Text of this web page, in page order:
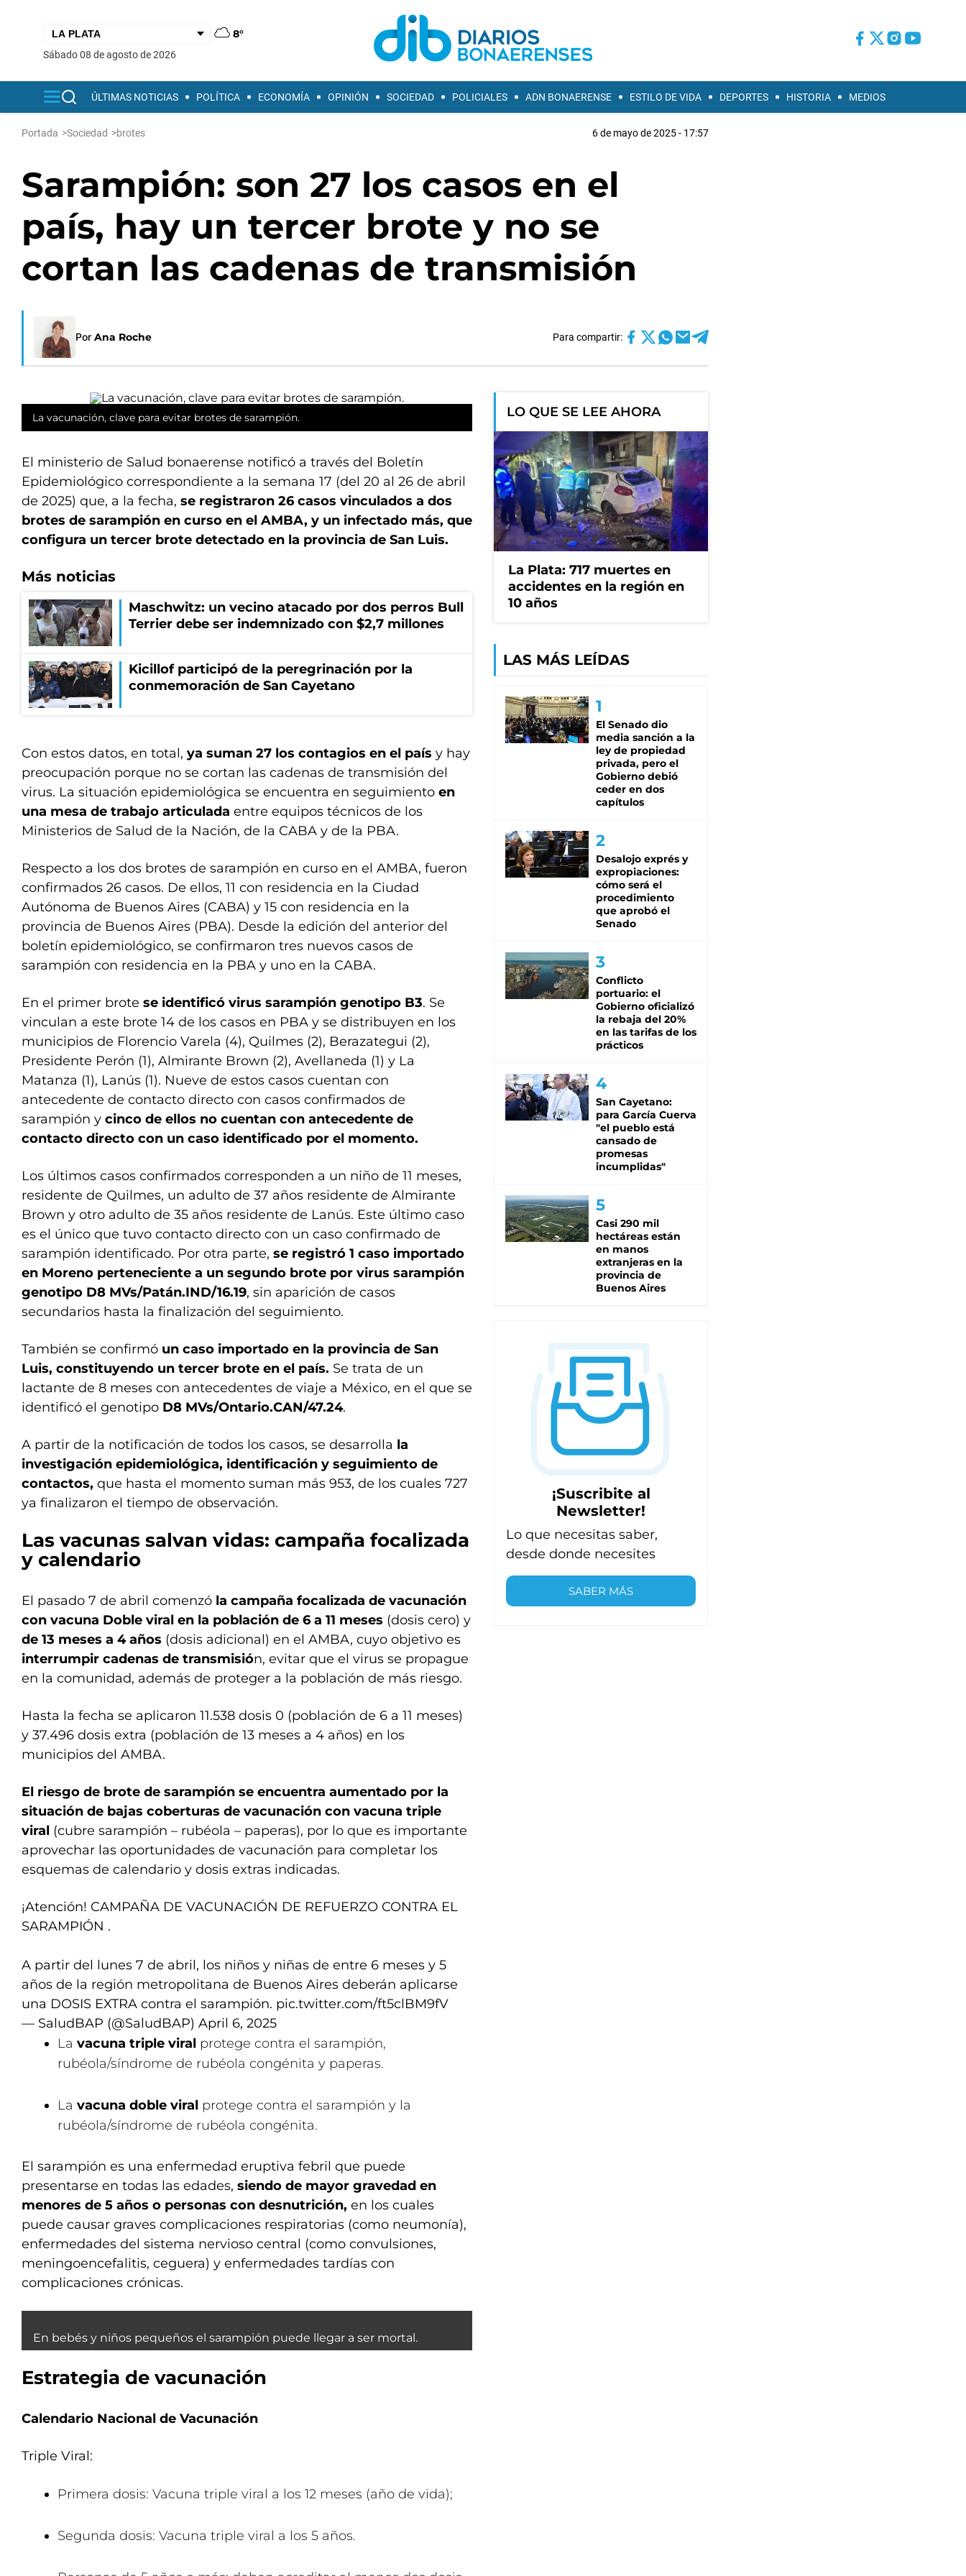
8°
sábado 08 de agosto de 2026
ÚLTIMAS NOTICIAS POLÍTICA ECONOMÍA OPINIÓN SOCIEDAD POLICIALES ADN BONAERENSE ESTILO DE VIDA DEPORTES HISTORIA MEDIOS
Portada >Sociedad >brotes 6 de mayo de 2025 - 17:57
Sarampión: son 27 los casos en el
país, hay un tercer brote y no se
cortan las cadenas de transmisión
Por Ana Roche Para compartir:
La vacunación, clave para evitar brotes de sarampión.
El ministerio de Salud bonaerense notificó a través del Boletín
Epidemiológico correspondiente a la semana 17 (del 20 al 26 de abril
de 2025) que, a la fecha, se registraron 26 casos vinculados a dos
brotes de sarampión en curso en el AMBA, y un infectado más, que
configura un tercer brote detectado en la provincia de San Luis.
Más noticias
Maschwitz: un vecino atacado por dos perros Bull
Terrier debe ser indemnizado con $2,7 millones
Kicillof participó de la peregrinación por la
conmemoración de San Cayetano
Con estos datos, en total, ya suman 27 los contagios en el país y hay
preocupación porque no se cortan las cadenas de transmisión del
virus. La situación epidemiológica se encuentra en seguimiento en
una mesa de trabajo articulada entre equipos técnicos de los
Ministerios de Salud de la Nación, de la CABA y de la PBA.
Respecto a los dos brotes de sarampión en curso en el AMBA, fueron
confirmados 26 casos. De ellos, 11 con residencia en la Ciudad
Autónoma de Buenos Aires (CABA) y 15 con residencia en la
provincia de Buenos Aires (PBA). Desde la edición del anterior del
boletín epidemiológico, se confirmaron tres nuevos casos de
sarampión con residencia en la PBA y uno en la CABA.
En el primer brote se identificó virus sarampión genotipo B3. Se
vinculan a este brote 14 de los casos en PBA y se distribuyen en los
municipios de Florencio Varela (4), Quilmes (2), Berazategui (2),
Presidente Perón (1), Almirante Brown (2), Avellaneda (1) y La
Matanza (1), Lanús (1). Nueve de estos casos cuentan con
antecedente de contacto directo con casos confirmados de
sarampión y cinco de ellos no cuentan con antecedente de
contacto directo con un caso identificado por el momento.
Los últimos casos confirmados corresponden a un niño de 11 meses,
residente de Quilmes, un adulto de 37 años residente de Almirante
Brown y otro adulto de 35 años residente de Lanús. Este último caso
es el único que tuvo contacto directo con un caso confirmado de
sarampión identificado. Por otra parte, se registró 1 caso importado
en Moreno perteneciente a un segundo brote por virus sarampión
genotipo D8 MVs/Patán.IND/16.19, sin aparición de casos
secundarios hasta la finalización del seguimiento.
También se confirmó un caso importado en la provincia de San
Luis, constituyendo un tercer brote en el país. Se trata de un
lactante de 8 meses con antecedentes de viaje a México, en el que se
identificó el genotipo D8 MVs/Ontario.CAN/47.24.
A partir de la notificación de todos los casos, se desarrolla la
investigación epidemiológica, identificación y seguimiento de
contactos, que hasta el momento suman más 953, de los cuales 727
ya finalizaron el tiempo de observación.
Las vacunas salvan vidas: campaña focalizada
y calendario
El pasado 7 de abril comenzó la campaña focalizada de vacunación
con vacuna Doble viral en la población de 6 a 11 meses (dosis cero) y
de 13 meses a 4 años (dosis adicional) en el AMBA, cuyo objetivo es
interrumpir cadenas de transmisión, evitar que el virus se propague
en la comunidad, además de proteger a la población de más riesgo.
Hasta la fecha se aplicaron 11.538 dosis 0 (población de 6 a 11 meses)
y 37.496 dosis extra (población de 13 meses a 4 años) en los
municipios del AMBA.
El riesgo de brote de sarampión se encuentra aumentado por la
situación de bajas coberturas de vacunación con vacuna triple
viral (cubre sarampión – rubéola – paperas), por lo que es importante
aprovechar las oportunidades de vacunación para completar los
esquemas de calendario y dosis extras indicadas.
¡Atención! CAMPAÑA DE VACUNACIÓN DE REFUERZO CONTRA EL
SARAMPIÓN .
A partir del lunes 7 de abril, los niños y niñas de entre 6 meses y 5
años de la región metropolitana de Buenos Aires deberán aplicarse
una DOSIS EXTRA contra el sarampión. pic.twitter.com/ft5clBM9fV
— SaludBAP (@SaludBAP) April 6, 2025
La vacuna triple viral protege contra el sarampión,
rubéola/síndrome de rubéola congénita y paperas.
La vacuna doble viral protege contra el sarampión y la
rubéola/síndrome de rubéola congénita.
El sarampión es una enfermedad eruptiva febril que puede
presentarse en todas las edades, siendo de mayor gravedad en
menores de 5 años o personas con desnutrición, en los cuales
puede causar graves complicaciones respiratorias (como neumonía),
enfermedades del sistema nervioso central (como convulsiones,
meningoencefalitis, ceguera) y enfermedades tardías con
complicaciones crónicas.
En bebés y niños pequeños el sarampión puede llegar a ser mortal.
Estrategia de vacunación
Calendario Nacional de Vacunación
Triple Viral:
Primera dosis: Vacuna triple viral a los 12 meses (año de vida);
Segunda dosis: Vacuna triple viral a los 5 años.
LO QUE SE LEE AHORA
La Plata: 717 muertes en
accidentes en la región en
10 años
LAS MÁS LEÍDAS
El Senado dio
media sanción a la
ley de propiedad
privada, pero el
Gobierno debió
ceder en dos
capítulos
Desalojo exprés y
expropiaciones:
cómo será el
procedimiento
que aprobó el
Senado
Conflicto
portuario: el
Gobierno oficializó
la rebaja del 20%
en las tarifas de los
prácticos
San Cayetano:
para García Cuerva
"el pueblo está
cansado de
promesas
incumplidas"
Casi 290 mil
hectáreas están
en manos
extranjeras en la
provincia de
Buenos Aires
¡Suscribite al
Newsletter!
Lo que necesitas saber,
desde donde necesites
SABER MÁS